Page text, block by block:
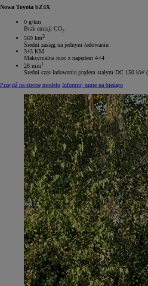
Od105 300 zł
Corolla Hatchback
HYBRID
Nowa Toyota bZ4X
0 g/km
Brak emisji CO2
569 km3
Średni zasięg na jednym ładowaniu
343 KM
Maksymalna moc z napędem 4×4
28 min1
Średni czas ładowania prądem stałym DC 150 kW
Przejdź na stronę modelu Informuj mnie na bieżąco